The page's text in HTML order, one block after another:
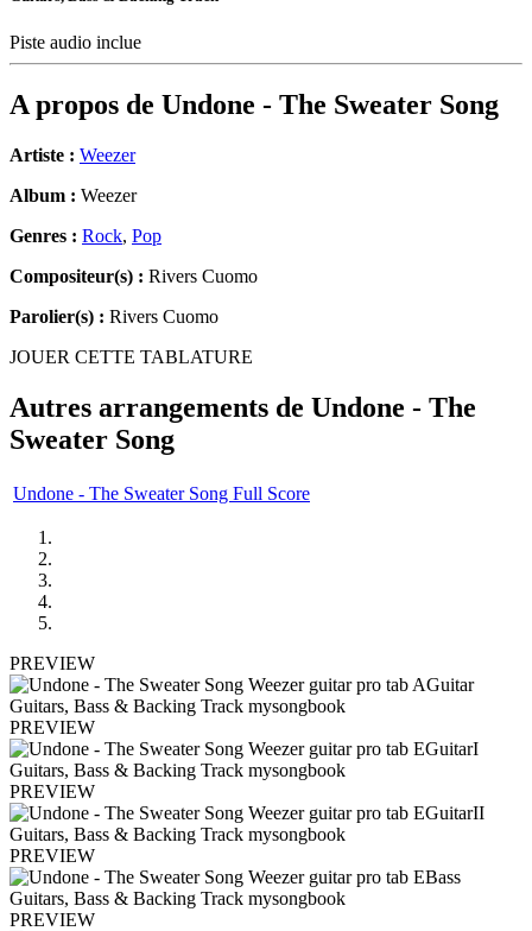
Piste audio inclue
A propos de Undone - The Sweater Song
Artiste : Weezer
Album : Weezer
Genres : Rock, Pop
Compositeur(s) : Rivers Cuomo
Parolier(s) : Rivers Cuomo
JOUER CETTE TABLATURE
Autres arrangements de Undone - The
Sweater Song
Undone - The Sweater Song Full Score
PREVIEW
PREVIEW
PREVIEW
PREVIEW
PREVIEW